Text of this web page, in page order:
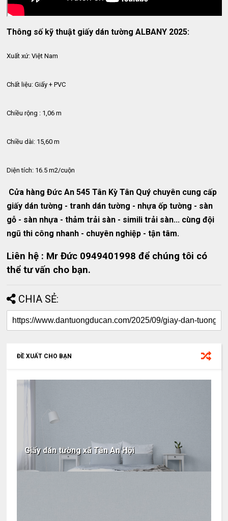
Thông số kỹ thuật giấy dán tường ALBANY 2025:
Xuất xứ: Việt Nam
Chất liệu: Giấy + PVC
Chiều rộng : 1,06 m
Chiều dài: 15,60 m
Diện tích: 16.5 m2/cuộn
Cửa hàng Đức An 545 Tân Kỳ Tân Quý chuyên cung cấp
giấy dán tường - tranh dán tường - nhựa ốp tường - sàn
gỗ - sàn nhựa - thảm trải sàn - simili trải sàn... cùng đội
ngũ thi công nhanh - chuyên nghiệp - tận tâm.
Liên hệ : Mr Đức 0949401998 để chúng tôi có
thể tư vấn cho bạn.
CHIA SẺ:
ĐỀ XUẤT CHO BẠN
Giấy dán tường xã Tân An Hội